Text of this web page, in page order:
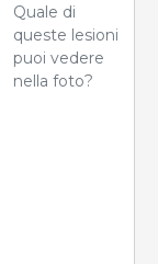
Quale di
queste lesioni
puoi vedere
nella foto?